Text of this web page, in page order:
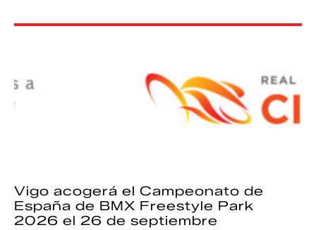
Vigo acogerá el Campeonato de
España de BMX Freestyle Park
2026 el 26 de septiembre